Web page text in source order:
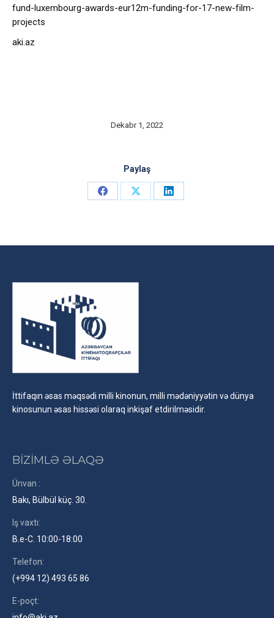
fund-luxembourg-awards-eur12m-funding-for-17-new-film-
projects
aki.az
Dekabr 1, 2022
Paylaş
Share
Share
Share
İttifaqın əsas məqsədi milli kinonun, milli mədəniyyətin və dünya
kinosunun əsas hissəsi olaraq inkişaf etdirilməsidir.
BİZİMLƏ ƏLAQƏ
Ünvan :
Bakı, Bülbül küç. 30.
Iş vaxtı:
B.e-C. 10:00-18:00
Telefon:
(+994 12) 493 65 86
E-poçt: